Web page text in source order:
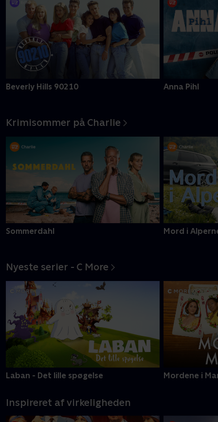
Beverly Hills 90210 Anna Pihl
Krimisommer på Charlie
Sommerdahl Mord i
Nyeste serier - C More
Laban - Det lille spøgelse Mordene i
Inspireret af virkeligheden